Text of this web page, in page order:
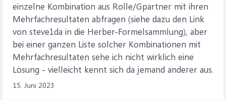
einzelne Kombination aus Rolle/Gpartner mit ihren
Mehrfachresultaten abfragen (siehe dazu den Link
von steve1da in die Herber-Formelsammlung), aber
bei einer ganzen Liste solcher Kombinationen mit
Mehrfachresultaten sehe ich nicht wirklich eine
Lösung - vielleicht kennt sich da jemand anderer aus.
15. Juni 2023